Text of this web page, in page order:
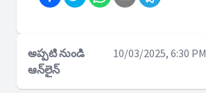
అప్పటి నుండి
ఆన్‌లైన్
10/03/2025, 6:30 PM